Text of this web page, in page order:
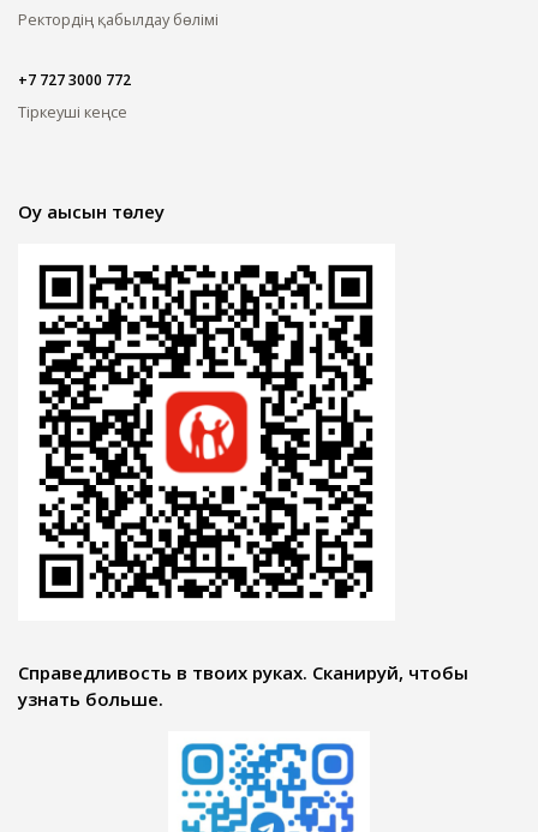
Ректордің қабылдау бөлімі
+7 727 3000 772
Тіркеуші кеңсе
Оқу ақысын төлеу
Справедливость в твоих руках. Сканируй, чтобы
узнать больше.